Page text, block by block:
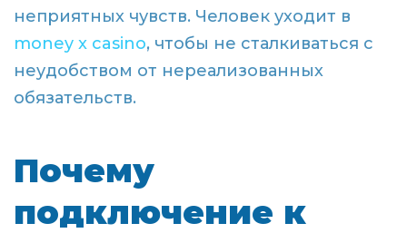
неприятных чувств. Человек уходит в
money x casino, чтобы не сталкиваться с
неудобством от нереализованных
обязательств.
Почему
подключение к